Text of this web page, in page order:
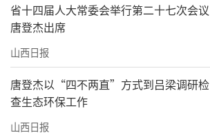
省十四届人大常委会举行第二十七次会议
唐登杰出席
山西日报
唐登杰以“四不两直”方式到吕梁调研检
查生态环保工作
山西日报